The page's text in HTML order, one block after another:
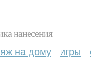
нанесения
на дому игры